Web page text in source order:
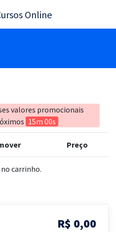
valores promocionais
15m 00s
Preço
carrinho.
R$ 0,00